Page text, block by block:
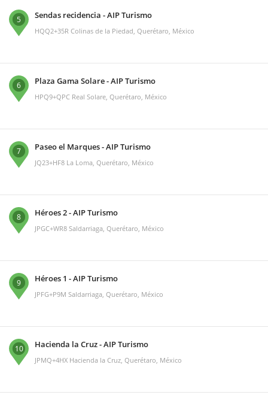
5 Sendas recidencia - AIP Turismo
HQQ2+35R Colinas de la Piedad, Querétaro, México
6 Plaza Gama Solare - AIP Turismo
HPQ9+QPC Real Solare, Querétaro, México
7 Paseo el Marques - AIP Turismo
JQ23+HF8 La Loma, Querétaro, México
8 Héroes 2 - AIP Turismo
JPGC+WR8 Saldarriaga, Querétaro, México
9 Héroes 1 - AIP Turismo
JPFG+P9M Saldarriaga, Querétaro, México
10 Hacienda la Cruz - AIP Turismo
JPMQ+4HX Hacienda la Cruz, Querétaro, México